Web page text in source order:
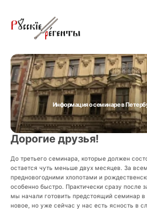
Информация о семинаре в
Дорогие друзья!
До третьего семинара, которые должен
остается чуть меньше двух месяцев. За
предновогодними хлопотами и
особенно быстро. Практически сразу после
мы начали готовить предстоящий семинар в
новое, но уже сейчас у нас есть ясность в